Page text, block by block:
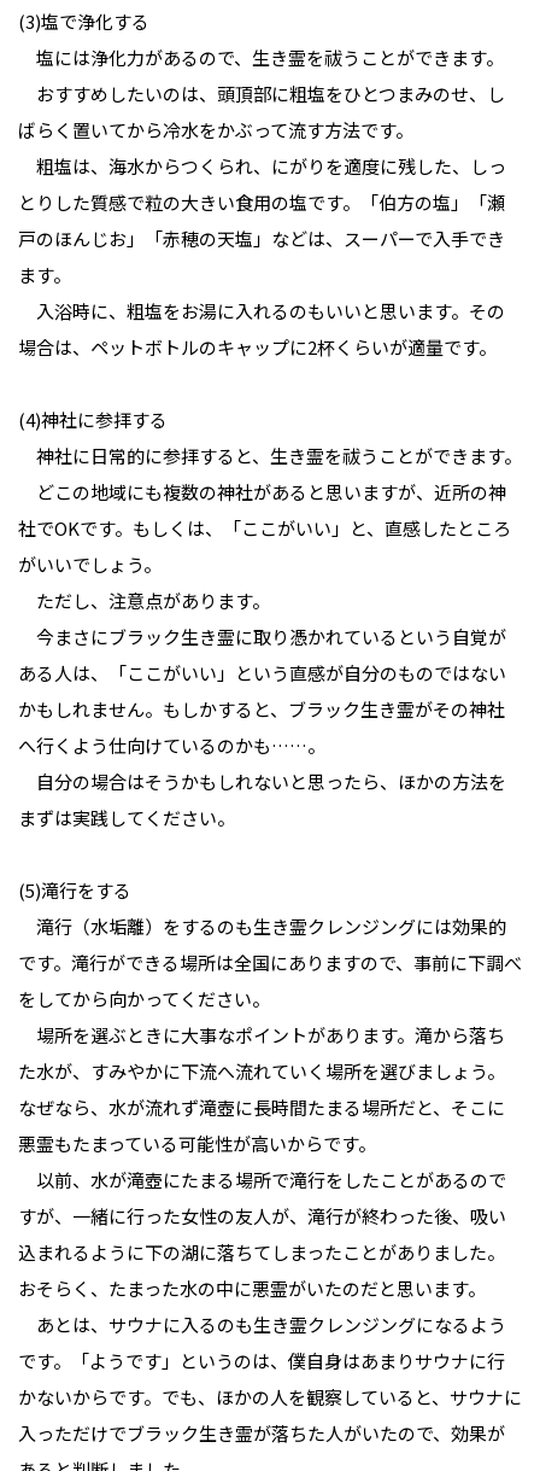
(3)塩で浄化する
塩には浄化力があるので、生き霊を祓うことができます。
おすすめしたいのは、頭頂部に粗塩をひとつまみのせ、し
ばらく置いてから冷水をかぶって流す方法です。
粗塩は、海水からつくられ、にがりを適度に残した、しっ
とりした質感で粒の大きい食用の塩です。「伯方の塩」「瀬
戸のほんじお」「赤穂の天塩」などは、スーパーで入手でき
ます。
入浴時に、粗塩をお湯に入れるのもいいと思います。その
場合は、ペットボトルのキャップに2杯くらいが適量です。
(4)神社に参拝する
神社に日常的に参拝すると、生き霊を祓うことができます。
どこの地域にも複数の神社があると思いますが、近所の神
社でOKです。もしくは、「ここがいい」と、直感したところ
がいいでしょう。
ただし、注意点があります。
今まさにブラック生き霊に取り憑かれているという自覚が
ある人は、「ここがいい」という直感が自分のものではない
かもしれません。もしかすると、ブラック生き霊がその神社
へ行くよう仕向けているのかも……。
自分の場合はそうかもしれないと思ったら、ほかの方法を
まずは実践してください。
(5)滝行をする
滝行（水垢離）をするのも生き霊クレンジングには効果的
です。滝行ができる場所は全国にありますので、事前に下調べ
をしてから向かってください。
場所を選ぶときに大事なポイントがあります。滝から落ち
た水が、すみやかに下流へ流れていく場所を選びましょう。
なぜなら、水が流れず滝壺に長時間たまる場所だと、そこに
悪霊もたまっている可能性が高いからです。
以前、水が滝壺にたまる場所で滝行をしたことがあるので
すが、一緒に行った女性の友人が、滝行が終わった後、吸い
込まれるように下の湖に落ちてしまったことがありました。
おそらく、たまった水の中に悪霊がいたのだと思います。
あとは、サウナに入るのも生き霊クレンジングになるよう
です。「ようです」というのは、僕自身はあまりサウナに行
かないからです。でも、ほかの人を観察していると、サウナに
入っただけでブラック生き霊が落ちた人がいたので、効果が